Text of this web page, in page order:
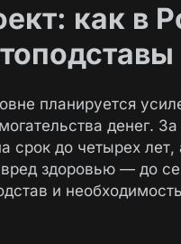
как в
планируется
денег. За
срок до четырех
здоровью — до
и